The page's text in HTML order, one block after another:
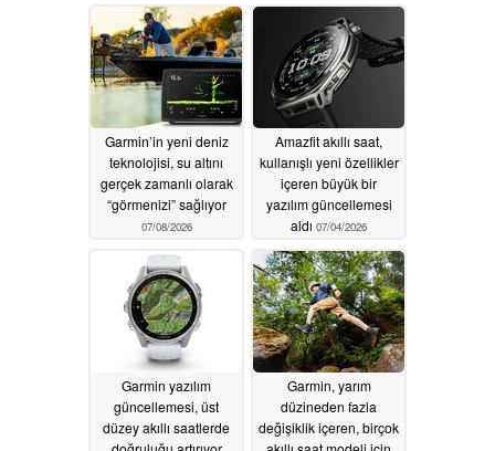
Garmin’in yeni deniz
teknolojisi, su altını
gerçek zamanlı olarak
“görmenizi” sağlıyor
07/08/2026
Amazfit akıllı saat,
kullanışlı yeni özellikler
içeren büyük bir
yazılım güncellemesi
aldı 07/04/2026
Garmin yazılım
güncellemesi, üst
düzey akıllı saatlerde
Garmin, yarım
düzineden fazla
değişiklik içeren, birçok